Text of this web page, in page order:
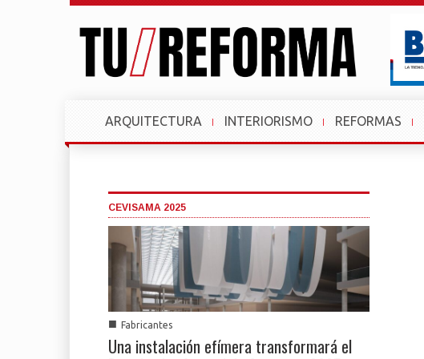
ARQUITECTURA INTERIORISMO REFORMAS
CEVISAMA 2025
■ Fabricantes
Una instalación efímera transformará el